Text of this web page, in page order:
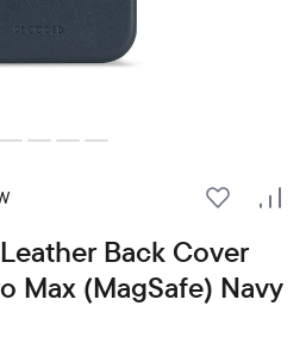
В
Back Cover
Max (MagSafe) Navy